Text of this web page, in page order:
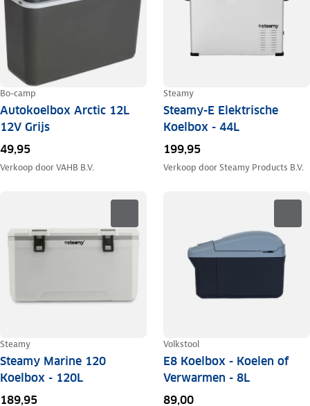
Bo-camp
Autokoelbox Arctic 12L
12V Grijs
49,95
Verkoop doorVAHB B.V.
Steamy
Steamy-E Elektrische
Koelbox - 44L
199,95
Verkoop doorSteamy Products B.V.
Steamy
Steamy Marine 120
Koelbox - 120L
189,95
Volkstool
E8 Koelbox - Koelen of
Verwarmen - 8L
89,00